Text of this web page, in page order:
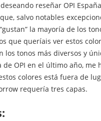
reseñar OPI
salvo notables
la mayoría de los
que queríais ver estos
los tonos más diversos y
OPI en el último año, me
colores está fuera de
requería tres capas.